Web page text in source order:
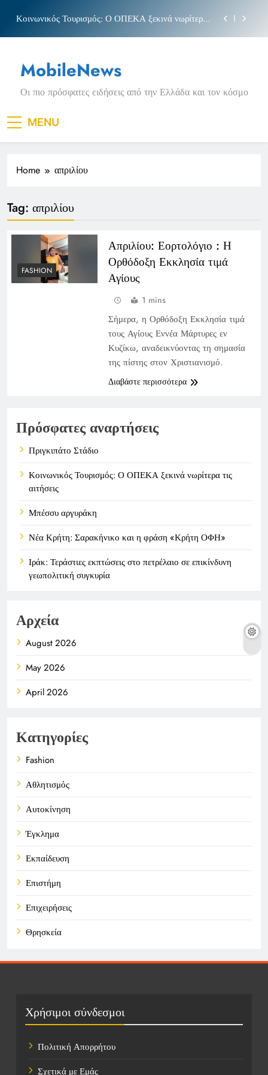
content
Κοινωνικός Τουρισμός: Ο ΟΠΕΚΑ ξεκινά νωρίτερα
Νέα Κρήτη: Σαρακήνικο και η φράση «Κρήτη
ΟΦΗ»
Πριγκιπάτο Στάδιο
Κοινωνικός Τουρισμός: Ο ΟΠΕΚΑ ξεκινά νωρίτερα
τις αιτήσεις
Μπέσσυ αργυράκη
Νέα Κρήτη: Σαρακήνικο και η φράση «Κρήτη
MobileNews
Οι πιο πρόσφατες ειδήσεις από την Ελλάδα και τον κόσμο
MENU
Home απριλίου
Tag: απριλίου
FASHION
Απριλίου: Εορτολόγιο : Η
Ορθόδοξη Εκκλησία τιμά
Αγίους
1 mins
Σήμερα, η Ορθόδοξη Εκκλησία τιμά
τους Αγίους Εννέα Μάρτυρες εν
Κυζίκω, αναδεικνύοντας τη σημασία
της πίστης στον Χριστιανισμό.
Διαβάστε περισσότερα
Πρόσφατες αναρτήσεις
Πριγκιπάτο Στάδιο
Κοινωνικός Τουρισμός: Ο ΟΠΕΚΑ ξεκινά νωρίτερα τις
αιτήσεις
Μπέσσυ αργυράκη
Νέα Κρήτη: Σαρακήνικο και η φράση «Κρήτη ΟΦΗ»
Ιράκ: Τεράστιες εκπτώσεις στο πετρέλαιο σε επικίνδυνη
γεωπολιτική συγκυρία
Αρχεία
August 2026
May 2026
April 2026
Κατηγορίες
Fashion
Αθλητισμός
Αυτοκίνηση
Έγκλημα
Εκπαίδευση
Επιστήμη
Επιχειρήσεις
Θρησκεία
Πολιτική
Χρήσιμοι σύνδεσμοι
Πολιτική Απορρήτου
Σχετικά με Εμάς